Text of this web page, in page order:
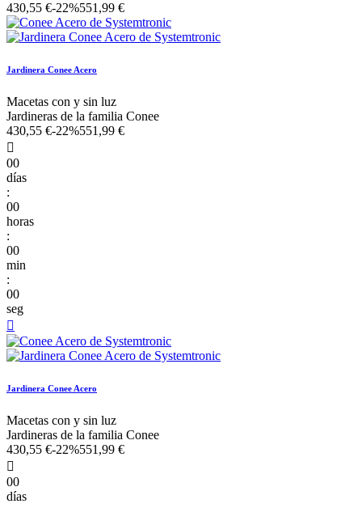
430,55 €-22%551,99 €
Jardinera Conee Acero
Macetas con y sin luz
Jardineras de la familia Conee
430,55 €-22%551,99 €

00
días
:
00
horas
:
00
min
:
00
seg

Jardinera Conee Acero
Macetas con y sin luz
Jardineras de la familia Conee
430,55 €-22%551,99 €

00
días